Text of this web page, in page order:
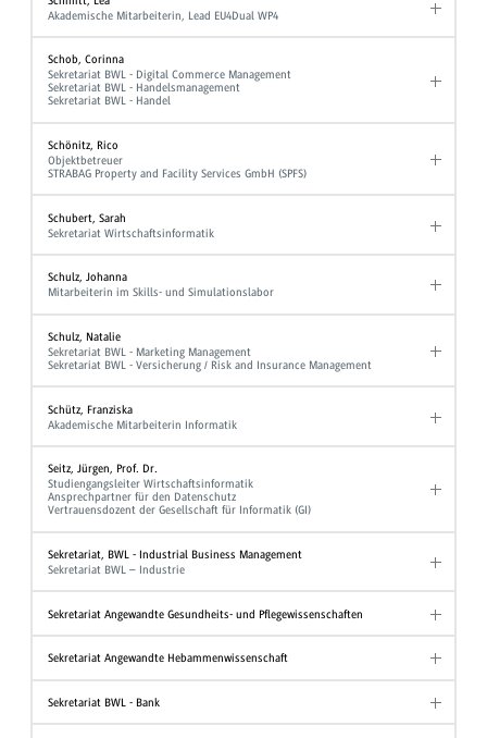
Akademische Mitarbeiterin, Lead EU4Dual WP4
Schob, Corinna
Sekretariat BWL - Digital Commerce Management
Sekretariat BWL - Handelsmanagement
Sekretariat BWL - Handel
Schönitz, Rico
Objektbetreuer
STRABAG Property and Facility Services GmbH (SPFS)
Schubert, Sarah
Sekretariat Wirtschaftsinformatik
Schulz, Johanna
Mitarbeiterin im Skills- und Simulationslabor
Schulz, Natalie
Sekretariat BWL - Marketing Management
Sekretariat BWL - Versicherung / Risk and Insurance Management
Schütz, Franziska
Akademische Mitarbeiterin Informatik
Seitz, Jürgen, Prof. Dr.
Studiengangsleiter Wirtschaftsinformatik
Ansprechpartner für den Datenschutz
Vertrauensdozent der Gesellschaft für Informatik (GI)
Sekretariat, BWL - Industrial Business Management
Sekretariat BWL – Industrie
Sekretariat Angewandte Gesundheits- und Pflegewissenschaften
Sekretariat Angewandte Hebammenwissenschaft
Sekretariat BWL - Bank